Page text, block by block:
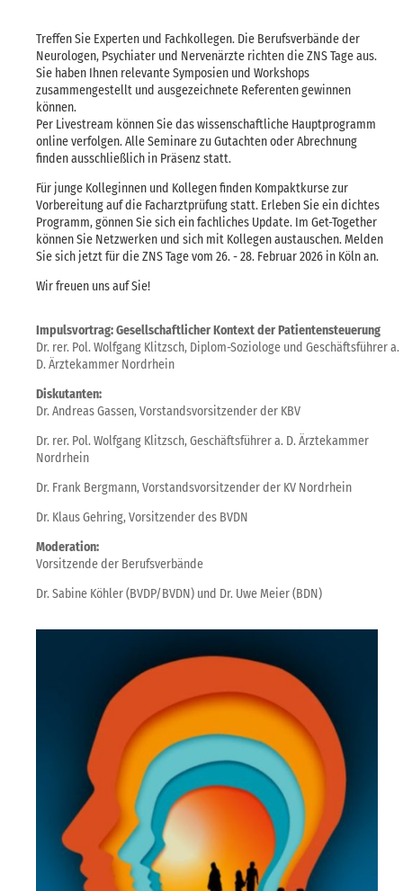
Treffen Sie Experten und Fachkollegen. Die Berufsverbände der
Neurologen, Psychiater und Nervenärzte richten die ZNS Tage aus.
Sie haben Ihnen relevante Symposien und Workshops
zusammengestellt und ausgezeichnete Referenten gewinnen
können.
Per Livestream können Sie das wissenschaftliche Hauptprogramm
online verfolgen. Alle Seminare zu Gutachten oder Abrechnung
finden ausschließlich in Präsenz statt.
Für junge Kolleginnen und Kollegen finden Kompaktkurse zur
Vorbereitung auf die Facharztprüfung statt. Erleben Sie ein dichtes
Programm, gönnen Sie sich ein fachliches Update. Im Get-Together
können Sie Netzwerken und sich mit Kollegen austauschen. Melden
Sie sich jetzt für die ZNS Tage vom 26. - 28. Februar 2026 in Köln an.
Wir freuen uns auf Sie!
Impulsvortrag: Gesellschaftlicher Kontext der Patientensteuerung
Dr. rer. Pol. Wolfgang Klitzsch, Diplom-Soziologe und Geschäftsführer a.
D. Ärztekammer Nordrhein
Diskutanten:
Dr. Andreas Gassen, Vorstandsvorsitzender der KBV
Dr. rer. Pol. Wolfgang Klitzsch, Geschäftsführer a. D. Ärztekammer
Nordrhein
Dr. Frank Bergmann, Vorstandsvorsitzender der KV Nordrhein
Dr. Klaus Gehring, Vorsitzender des BVDN
Moderation:
Vorsitzende der Berufsverbände
Dr. Sabine Köhler (BVDP/BVDN) und Dr. Uwe Meier (BDN)